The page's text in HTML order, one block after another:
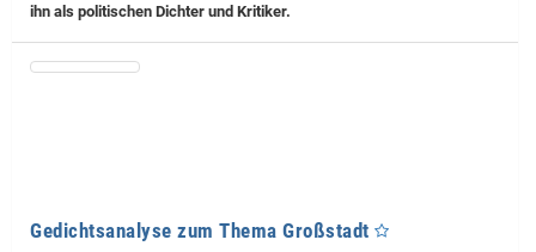
ihn als politischen Dichter und Kritiker.
Gedichtsanalyse zum Thema Großstadt